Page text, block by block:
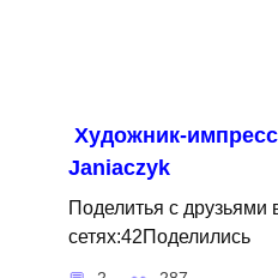
Художник-
Janiaczyk
Поделитья с друзьями
сетях:42Поделились